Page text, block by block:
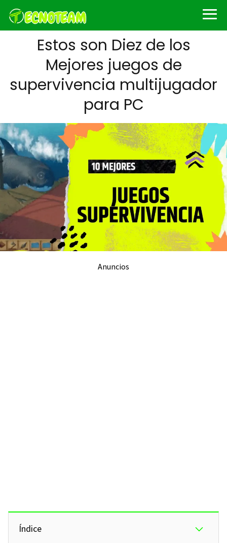
Estos son Diez de los
Mejores juegos de
supervivencia multijugador
para PC
Anuncios
Índice